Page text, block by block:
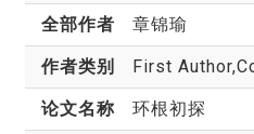
全部作者 章锦瑜
作者类别 First
论文名称 环根初探